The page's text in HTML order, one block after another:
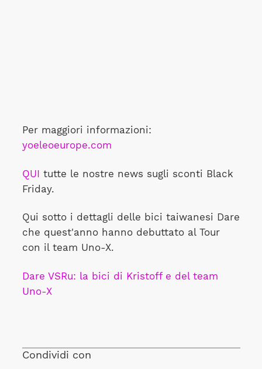
Per maggiori informazioni:
yoeleoeurope.com
QUI tutte le nostre news sugli sconti Black
Friday.
Qui sotto i dettagli delle bici taiwanesi Dare
che quest'anno hanno debuttato al Tour
con il team Uno-X.
Dare VSRu: la bici di Kristoff e del team
Uno-X
Condividi con